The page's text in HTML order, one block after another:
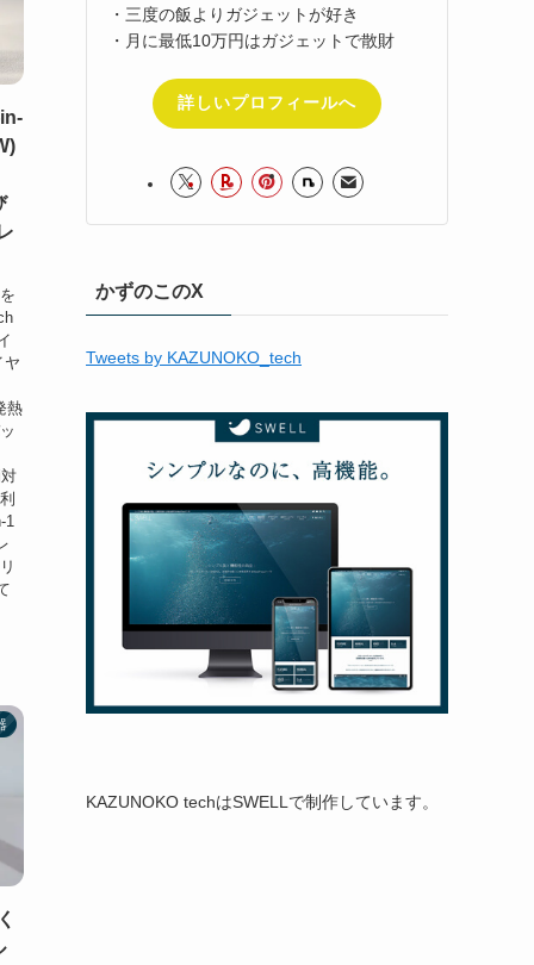
ヤ
熱
1
・三度の飯よりガジェットが好き
・月に最低10万円はガジェットで散財
詳しいプロフィールへ
かずのこのX
Tweets by KAZUNOKO_tech
KAZUNOKO techはSWELLで制作しています。